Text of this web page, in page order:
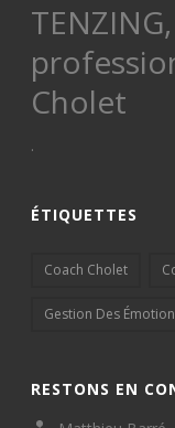
Cholet
.
ÉTIQUETTES
Coach Cholet
Gestion Des
RESTONS EN